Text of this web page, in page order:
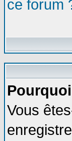
ce forum
Vous